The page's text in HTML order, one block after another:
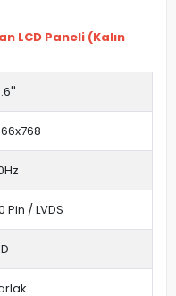
LCD Paneli (Kalın
Pin / LVDS